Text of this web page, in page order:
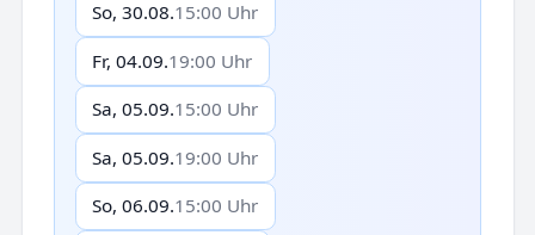
So, 30.08.15:00 Uhr
Fr, 04.09.19:00 Uhr
Sa, 05.09.15:00 Uhr
Sa, 05.09.19:00 Uhr
So, 06.09.15:00 Uhr